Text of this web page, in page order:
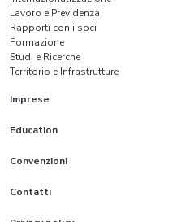
Lavoro e Previdenza
Rapporti con i soci
Formazione
Studi e Ricerche
Territorio e Infrastrutture
Imprese
Education
Convenzioni
Contatti